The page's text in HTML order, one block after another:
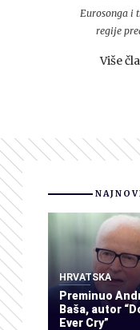
Eurosonga i
regije
Više
HRVATSKA
Preminuo
Baša, autor
Ever Cry”